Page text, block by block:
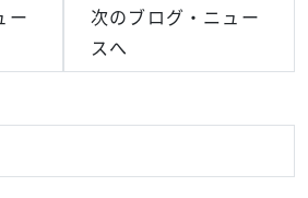
ー
次のブログ・ニュー
スへ